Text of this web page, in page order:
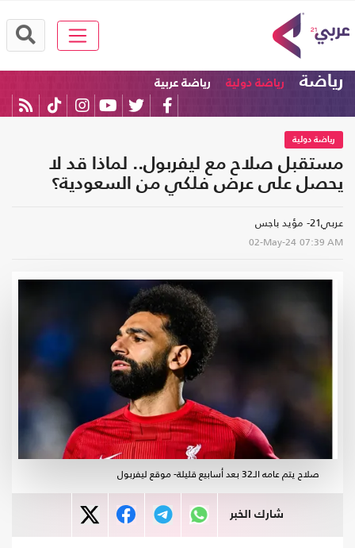
رياضة رياضة دولية رياضة عربية
رياضة دولية
مستقبل صلاح مع ليفربول.. لماذا قد لا
يحصل على عرض فلكي من السعودية؟
عربي21- مؤيد باجس
02-May-24 07:39 AM
صلاح يتم عامه الـ32 بعد أسابيع قليلة- موقع ليفربول
شارك الخبر